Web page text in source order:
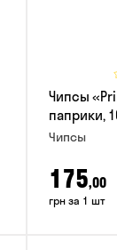
Чипсы
паприки,
Чипсы
175,00
грн за 1 шт